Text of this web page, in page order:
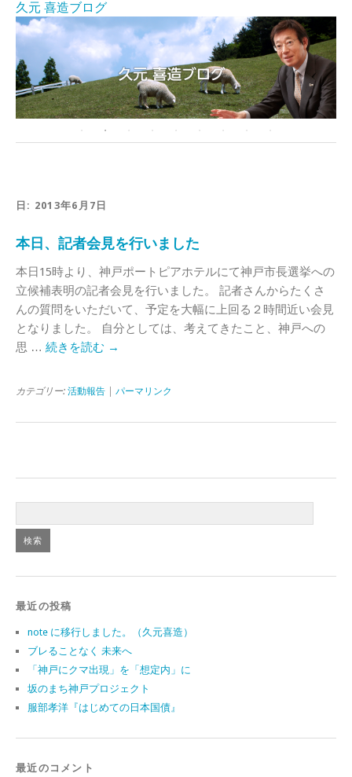
久元 喜造ブログ
日: 2013年6月7日
本日、記者会見を行いました
本日15時より、神戸ポートピアホテルにて神戸市長選挙への
立候補表明の記者会見を行いました。 記者さんからたくさ
んの質問をいただいて、予定を大幅に上回る２時間近い会見
となりました。 自分としては、考えてきたこと、神戸への
思 … 続きを読む →
カテゴリー: 活動報告 パーマリンク
最近の投稿
note に移行しました。（久元喜造）
ブレることなく 未来へ
「神戸にクマ出現」を「想定内」に
坂のまち神戸プロジェクト
服部孝洋『はじめての日本国債』
最近のコメント